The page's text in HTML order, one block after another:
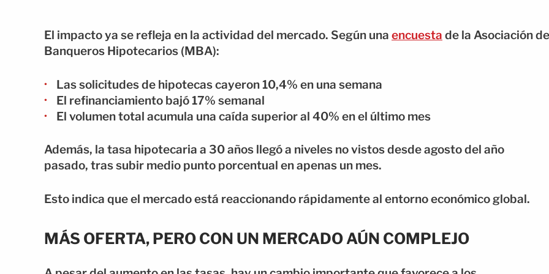
El impacto ya se refleja en la actividad del mercado. Según una encuesta de la Asociación de
Banqueros Hipotecarios (MBA):
Las solicitudes de hipotecas cayeron 10,4% en una semana
El refinanciamiento bajó 17% semanal
El volumen total acumula una caída superior al 40% en el último mes
Además, la tasa hipotecaria a 30 años llegó a niveles no vistos desde agosto del año
pasado, tras subir medio punto porcentual en apenas un mes.
Esto indica que el mercado está reaccionando rápidamente al entorno económico global.
MÁS OFERTA, PERO CON UN MERCADO AÚN COMPLEJO